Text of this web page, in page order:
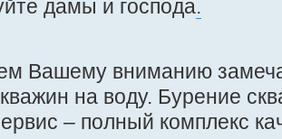
дамы и господа.
Вашему вниманию
на воду. Бурение
– полный комплекс